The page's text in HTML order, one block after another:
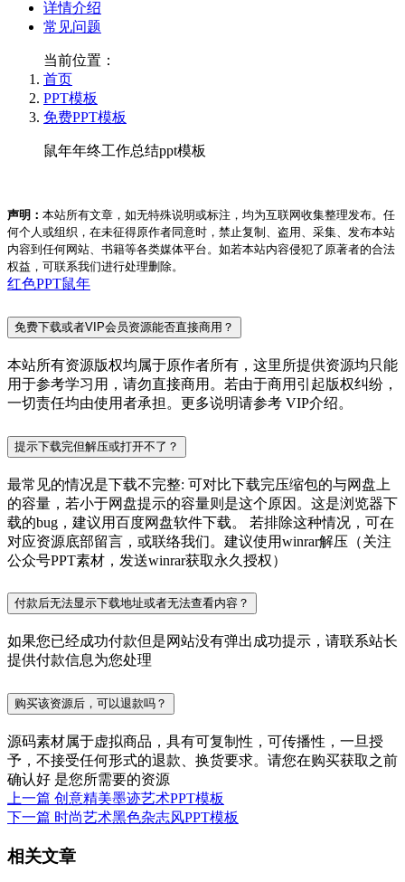
详情介绍
常见问题
当前位置：
首页
PPT模板
免费PPT模板
鼠年年终工作总结ppt模板
声明： 本站所有文章，如无特殊说明或标注，均为互联网收集整理发布。任
何个人或组织，在未征得原作者同意时，禁止复制、盗用、采集、发布本站
内容到任何网站、书籍等各类媒体平台。如若本站内容侵犯了原著者的合法
权益，可联系我们进行处理删除。
红色PPT鼠年
免费下载或者VIP会员资源能否直接商用？
本站所有资源版权均属于原作者所有，这里所提供资源均只能
用于参考学习用，请勿直接商用。若由于商用引起版权纠纷，
一切责任均由使用者承担。更多说明请参考 VIP介绍。
提示下载完但解压或打开不了？
最常见的情况是下载不完整: 可对比下载完压缩包的与网盘上
的容量，若小于网盘提示的容量则是这个原因。这是浏览器下
载的bug，建议用百度网盘软件下载。 若排除这种情况，可在
对应资源底部留言，或联络我们。建议使用winrar解压（关注
公众号PPT素材，发送winrar获取永久授权）
付款后无法显示下载地址或者无法查看内容？
如果您已经成功付款但是网站没有弹出成功提示，请联系站长
提供付款信息为您处理
购买该资源后，可以退款吗？
源码素材属于虚拟商品，具有可复制性，可传播性，一旦授
予，不接受任何形式的退款、换货要求。请您在购买获取之前
确认好 是您所需要的资源
上一篇 创意精美墨迹艺术PPT模板
下一篇 时尚艺术黑色杂志风PPT模板
相关文章